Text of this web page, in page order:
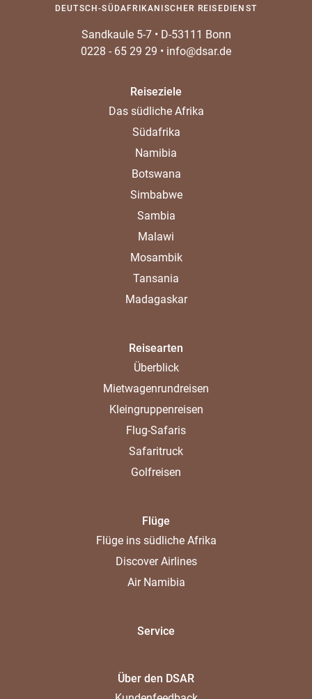
DEUTSCH-SÜDAFRIKANISCHER REISEDIENST
Sandkaule 5-7• D-53111 Bonn
0228 - 65 29 29 • info@dsar.de
Reiseziele
Das südliche Afrika
Südafrika
Namibia
Botswana
Simbabwe
Sambia
Malawi
Mosambik
Tansania
Madagaskar
Reisearten
Überblick
Mietwagenrundreisen
Kleingruppenreisen
Flug-Safaris
Safaritruck
Golfreisen
Flüge
Flüge ins südliche Afrika
Discover Airlines
Air Namibia
Service
Über den DSAR